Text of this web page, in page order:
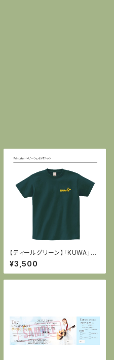
【ティールグリーン】「KUWA」T
シャツ 大人サイズ
¥3,500